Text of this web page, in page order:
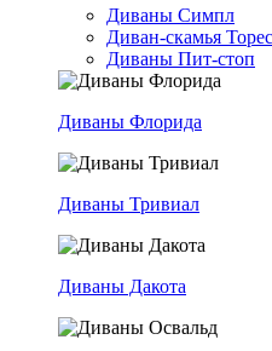
Диваны Симпл
Диван-скамья Торес
Диваны Пит-стоп
Диваны Флорида
Диваны Тривиал
Диваны Дакота